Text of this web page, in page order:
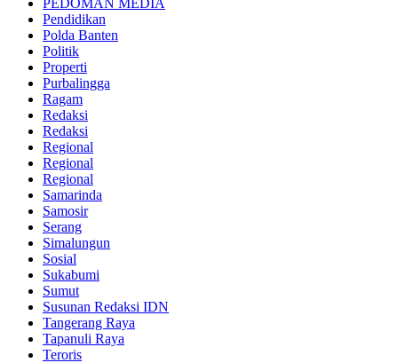
Pendidikan
Polda Banten
Politik
Properti
Purbalingga
Ragam
Redaksi
Redaksi
Regional
Regional
Regional
Samarinda
Samosir
Serang
Simalungun
Sosial
Sukabumi
Sumut
Susunan Redaksi IDN
Tangerang Raya
Tapanuli Raya
Teroris